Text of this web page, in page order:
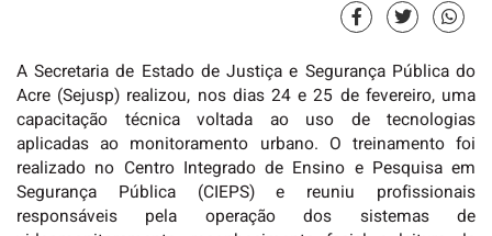
A Secretaria de Estado de Justiça e Segurança Pública do
Acre (Sejusp) realizou, nos dias 24 e 25 de fevereiro, uma
capacitação técnica voltada ao uso de tecnologias
aplicadas ao monitoramento urbano. O treinamento foi
realizado no Centro Integrado de Ensino e Pesquisa em
Segurança Pública (CIEPS) e reuniu profissionais
responsáveis pela operação dos sistemas de